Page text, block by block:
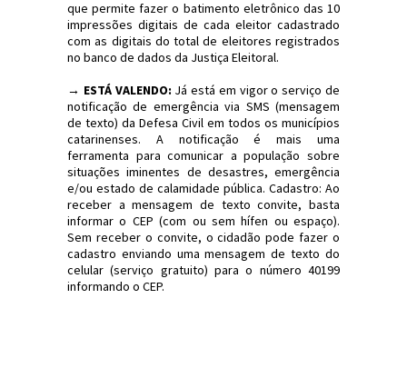
que permite fazer o batimento eletrônico das 10
impressões digitais de cada eleitor cadastrado
com as digitais do total de eleitores registrados
no banco de dados da Justiça Eleitoral.
→ ESTÁ VALENDO: Já está em vigor o serviço de
notificação de emergência via SMS (mensagem
de texto) da Defesa Civil em todos os municípios
catarinenses. A notificação é mais uma
ferramenta para comunicar a população sobre
situações iminentes de desastres, emergência
e/ou estado de calamidade pública. Cadastro: Ao
receber a mensagem de texto convite, basta
informar o CEP (com ou sem hífen ou espaço).
Sem receber o convite, o cidadão pode fazer o
cadastro enviando uma mensagem de texto do
celular (serviço gratuito) para o número 40199
informando o CEP.